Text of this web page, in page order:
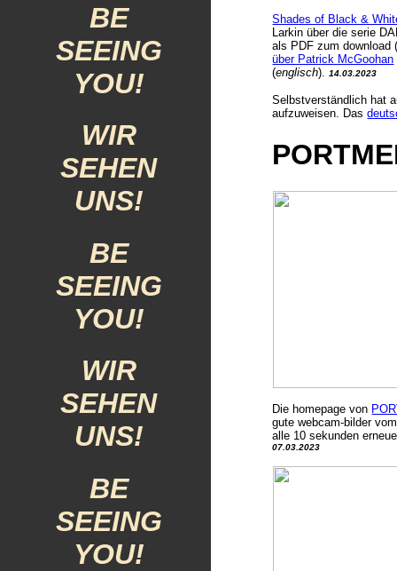
BE
SEEING
YOU!
WIR
SEHEN
UNS!
BE
SEEING
YOU!
WIR
SEHEN
UNS!
BE
SEEING
YOU!
Shades of Black &
Larkin über die serie
als PDF zum download
über Patrick McGoohan
(englisch). 14.03.2023
Selbstverständlich hat
aufzuweisen.
Das
Die homepage von
gute webcam-bilder
alle 10 sekunden
07 .03.2023